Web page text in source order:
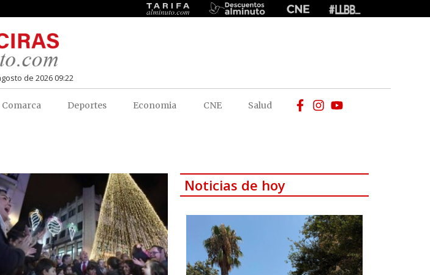
de 2026 09:22
Comarca Deportes Economia CNE Salud
Noticias de hoy